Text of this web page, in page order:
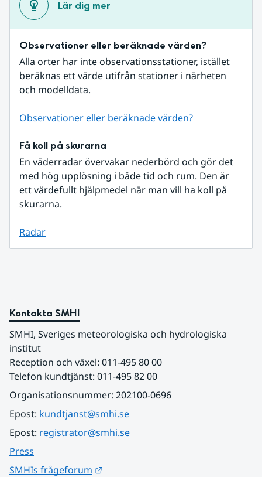
Lär dig mer
Observationer eller beräknade värden?
Alla orter har inte observationsstationer, istället
beräknas ett värde utifrån stationer i närheten
och modelldata.
Observationer eller beräknade värden?
Få koll på skurarna
En väderradar övervakar nederbörd och gör det
med hög upplösning i både tid och rum. Den är
ett värdefullt hjälpmedel när man vill ha koll på
skurarna.
Radar
Kontakta SMHI
SMHI, Sveriges meteorologiska och hydrologiska
institut
Reception och växel: 011-495 80 00
Telefon kundtjänst: 011-495 82 00
Organisationsnummer: 202100-0696
Epost: kundtjanst@smhi.se
Epost: registrator@smhi.se
Press
SMHIs frågeforum